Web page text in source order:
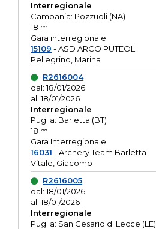
Interregionale
Campania: Pozzuoli (NA)
18 m
Gara interregionale
15109 - ASD ARCO PUTEOLI
Pellegrino, Marina
R2616004
dal: 18/01/2026
al: 18/01/2026
Interregionale
Puglia: Barletta (BT)
18 m
Gara Interregionale
16031 - Archery Team Barletta
Vitale, Giacomo
R2616005
dal: 18/01/2026
al: 18/01/2026
Interregionale
Puglia: San Cesario di Lecce (LE)